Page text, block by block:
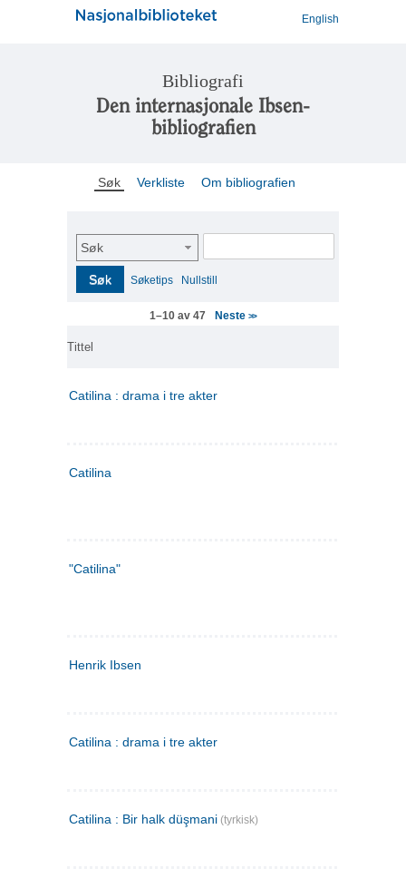
English
Bibliografi
Den internasjonale Ibsen-
bibliografien
Søk Verkliste Om bibliografien
Søk
Søk Søketips Nullstill
1–10 av 47 Neste>>
Tittel
Catilina : drama i tre akter
Catilina
"Catilina"
Henrik Ibsen
Catilina : drama i tre akter
Catilina : Bir halk düşmani (tyrkisk)